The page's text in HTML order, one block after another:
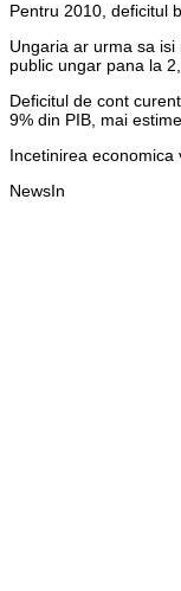
Pentru 2010, deficitul
Ungaria ar urma sa
public ungar pana la
Deficitul de cont
9% din PIB, mai
Incetinirea economica
NewsIn